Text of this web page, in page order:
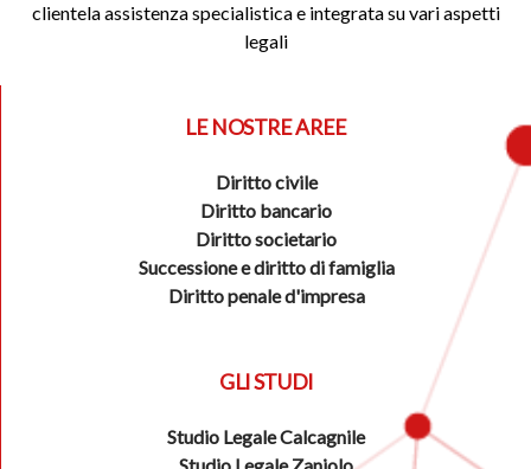
clientela assistenza specialistica e integrata su vari aspetti
legali
LE NOSTRE AREE
Diritto civile
Diritto bancario
Diritto societario
Successione e diritto di famiglia
Diritto penale d'impresa
GLI STUDI
Studio Legale Calcagnile